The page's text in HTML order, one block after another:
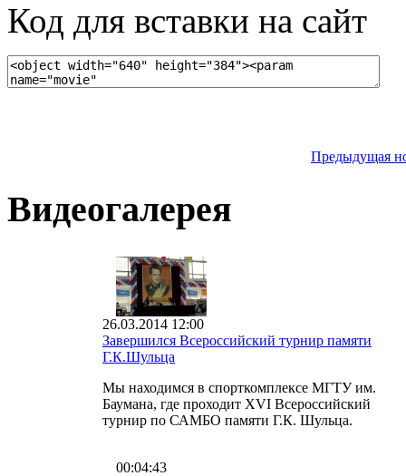
Код для вставки на сайт
Предыдущая
Видеогалерея
26.03.2014 12:00
Завершился Всероссийский турнир памяти
Г.К.Шульца
Мы находимся в спорткомплексе МГТУ им.
Баумана, где проходит XVI Всероссийский
турнир по САМБО памяти Г.К. Шульца.
00:04:43